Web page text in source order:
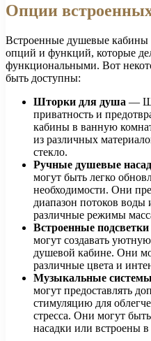
Опции
Встроенные душевые кабины
опций и функций, которые
функциональными. Вот
быть доступны:
Шторки для душа —
приватность и
кабины в ванную
из различных
стекло.
Ручные душевые
могут быть легко
необходимости. Они
диапазон потоков воды
различные режимы
Встроенные подсветки
могут создавать
душевой кабине. Они
различные цвета и
Музыкальные системы
могут предоставлять
стимуляцию для
стресса. Они могут
насадки или встроены